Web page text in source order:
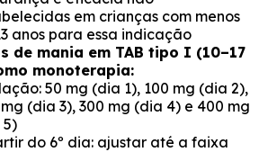
em crianças com menos
anos para essa indicação
de mania em TAB tipo I (10–17
monoterapia:
50 mg (dia 1), 100 mg (dia 2),
(dia 3), 300 mg (dia 4) e 400 mg
do 6º dia: ajustar até a faixa